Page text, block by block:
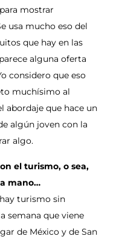
mostrar
usa mucho eso del
que hay en las
alguna oferta
considero que eso
muchísimo al
abordaje que hace un
algún joven con la
algo.
el turismo, o sea,
mano…
turismo sin
semana que viene
de México y de San